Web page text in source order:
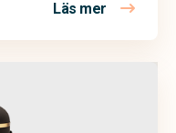
Läs mer om Xenon